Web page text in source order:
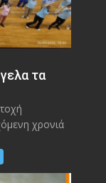
τα
χρονιά